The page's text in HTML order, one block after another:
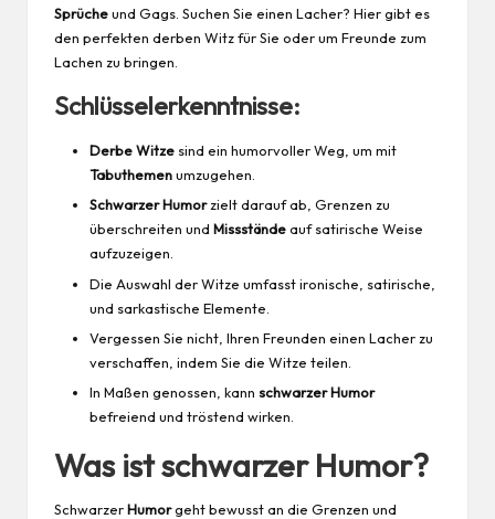
Sprücheund Gags. Suchen Sie einen Lacher? Hier gibt es
den perfekten derben Witz für Sie oder um Freunde zum
Lachen zu bringen.
Schlüsselerkenntnisse:
Derbe Witze sind ein humorvoller Weg, um mit
Tabuthemenumzugehen.
Schwarzer Humorzielt darauf ab, Grenzen zu
überschreiten und Missständeauf satirische Weise
aufzuzeigen.
Die Auswahl der Witze umfasst ironische, satirische,
und sarkastische Elemente.
Vergessen Sie nicht, Ihren Freunden einen Lacher zu
verschaffen, indem Sie die Witze teilen.
In Maßen genossen, kann schwarzer Humor
befreiend und tröstend wirken.
Was ist schwarzer Humor?
SchwarzerHumorgeht bewusst an die Grenzen und